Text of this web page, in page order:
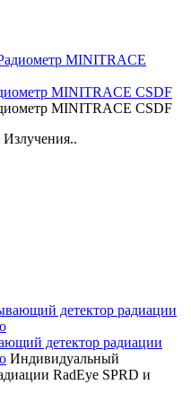
MINITRACE CSDF
MINITRACE CSDF
детектор радиации
Индивидуальный
RadEye SPRD и